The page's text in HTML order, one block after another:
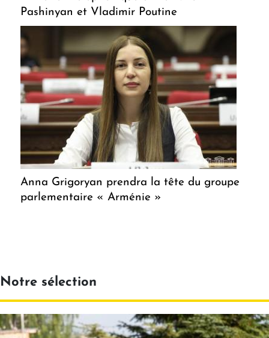
Pashinyan et Vladimir Poutine
Anna Grigoryan prendra la tête du groupe
parlementaire « Arménie »
Notre sélection